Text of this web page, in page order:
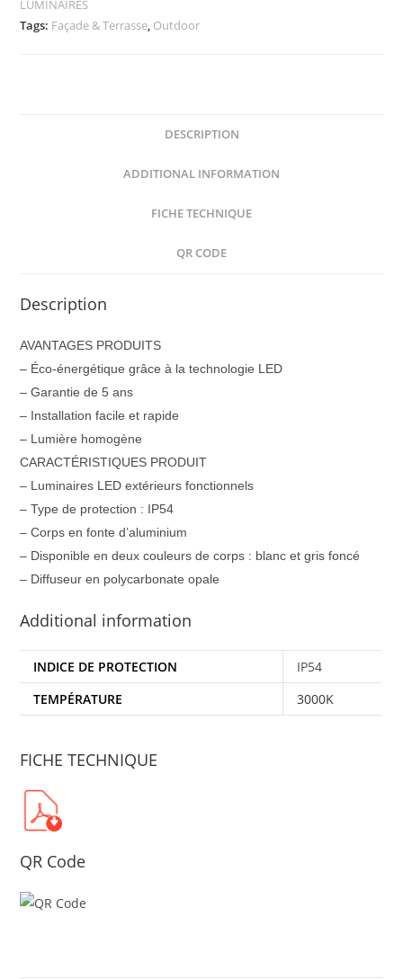
Blanc
LUMINAIRES
Tags: Façade & Terrasse, Outdoor
DESCRIPTION
ADDITIONAL INFORMATION
FICHE TECHNIQUE
QR CODE
Description
AVANTAGES PRODUITS
– Éco-énergétique grâce à la technologie LED
– Garantie de 5 ans
– Installation facile et rapide
– Lumière homogène
CARACTÉRISTIQUES PRODUIT
– Luminaires LED extérieurs fonctionnels
– Type de protection : IP54
– Corps en fonte d’aluminium
– Disponible en deux couleurs de corps : blanc et gris foncé
– Diffuseur en polycarbonate opale
Additional information
INDICE DE PROTECTION
IP54
TEMPÉRATURE
3000K
FICHE TECHNIQUE
QR Code